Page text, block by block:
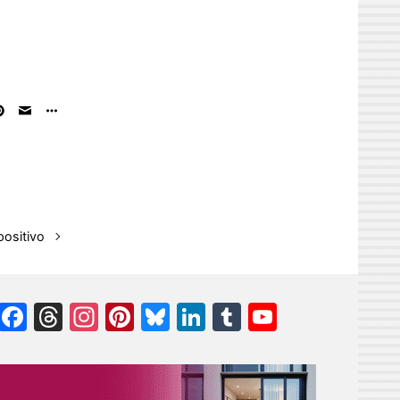
Facebook
Threads
Instagram
Pinterest
Bluesky
LinkedIn
Tumblr